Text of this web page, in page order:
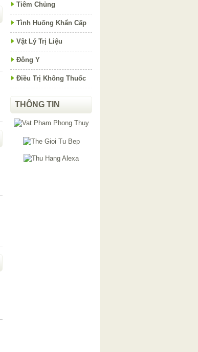
Tiêm Chủng
Tình Huống Khẩn Cấp
Vật Lý Trị Liệu
Đông Y
Điều Trị Không Thuốc
THÔNG TIN